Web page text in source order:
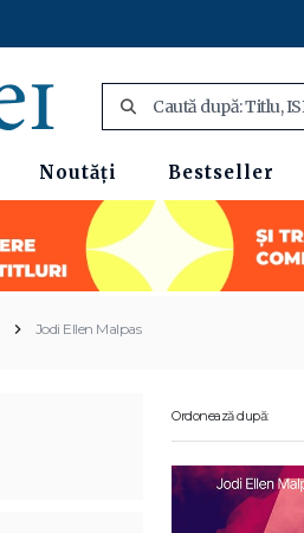
Noutăți Bestseller
Jodi Ellen Malpas
Ordonează după: